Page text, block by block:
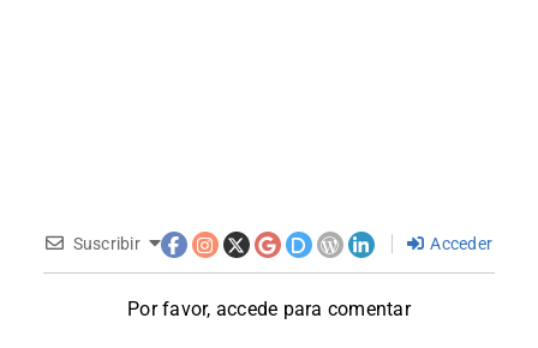
Suscribir Acceder
Por favor, accede para comentar